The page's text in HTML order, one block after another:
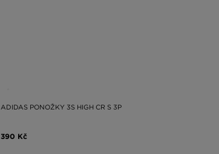
ADIDAS PONOŽKY 3S HIGH CR S 3P
390 Kč